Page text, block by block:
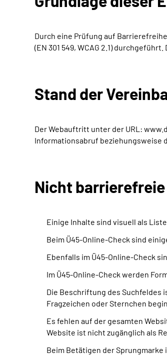
Durch eine Prüfung auf
(EN 301 549, WCAG 2.1)
Stand der
Der Webauftritt unter der URL:
Informationsabruf beziehungsweise
Nicht
Einige Inhalte sind visuell als
Beim Ü45-Online-Check sind
Ebenfalls im Ü45-Online-Check
Im Ü45-Online-Check werden
Die Beschriftung des Suchfeldes
Fragzeichen oder Sternchen
Es fehlen auf der gesamten
Website ist nicht zugänglich als
Beim Betätigen der